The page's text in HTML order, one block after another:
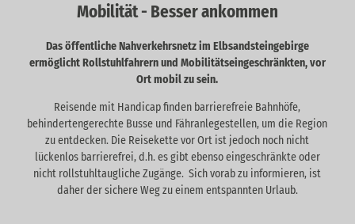
Mobilität - Besser ankommen
Das öffentliche Nahverkehrsnetz im Elbsandsteingebirge
ermöglicht Rollstuhlfahrern und Mobilitätseingeschränkten, vor
Ort mobil zu sein.
Reisende mit Handicap finden barrierefreie Bahnhöfe,
behindertengerechte Busse und Fähranlegestellen, um die Region
zu entdecken. Die Reisekette vor Ort ist jedoch noch nicht
lückenlos barrierefrei, d.h. es gibt ebenso eingeschränkte oder
nicht rollstuhltaugliche Zugänge. Sich vorab zu informieren, ist
daher der sichere Weg zu einem entspannten Urlaub.